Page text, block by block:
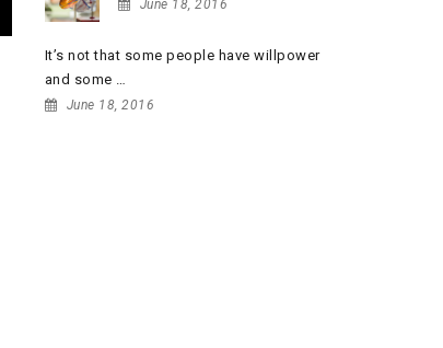
June 18, 2016
It’s not that some people have willpower
and some …
June 18, 2016